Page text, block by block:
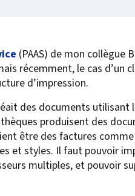
for Open Systems
Satellite
(PAAS) de mon collègue
récemment, le cas d’un
d’impression.
des documents utilisant
produisent des
être des factures
et styles. Il faut pouvoir
multiples, et pouvoir